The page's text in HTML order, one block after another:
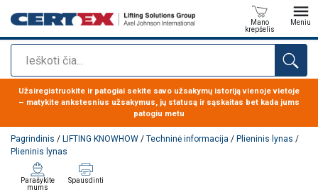
Paieška
Mano
krepšelis
Meniu
Produktas buvo pridėtas prie jūsų užklausos
Užsiregistruokite ir patogiai sekite savo užsakymų istoriją vienoje vietoje
– matykite ankstesnius užsakymus, jų statusą ir sąskaitas bet kada jums
patogiu metu
Pagrindinis / LIFTING KNOWHOW / Techninė informacija / Plieninis lynas /
Plieninis lynas
Parašykite
mums
Spausdinti